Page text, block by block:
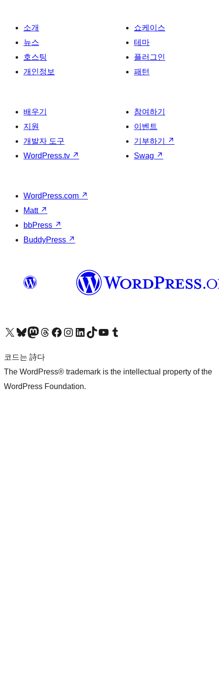
소개
뉴스
호스팅
개인정보
쇼케이스
테마
플러그인
패턴
배우기
지원
개발자 도구
WordPress.tv ↗
참여하기
이벤트
기부하기
↗
Swag ↗
WordPress.com ↗
Matt ↗
bbPress ↗
BuddyPress ↗
X(이전 트위터) 계정 방문하기블루스카이 계정 방문하기마스토돈 계정 방문하기스레드 계정 방문하기 페이스북 페이지 방문하기인스타그램 계정 방문하기 LinkedIn 계정 방문하기틱톡 계정 방문하기유튜브 채널 방문하기 텀블러 계정 방문하기
코드는 詩다
The WordPress® trademark is the intellectual property of the
WordPress Foundation.